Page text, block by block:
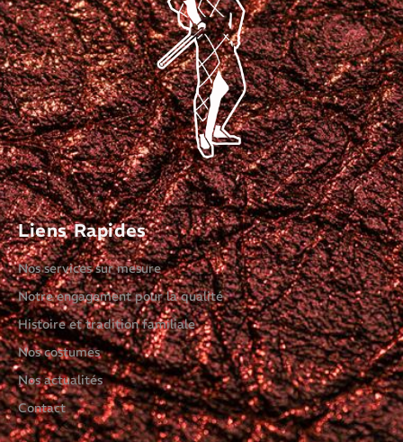
Liens Rapides
Nos services sur mesure
Notre engagement pour la qualité
Histoire et tradition familiale
Nos costumes
Nos actualités
Contact